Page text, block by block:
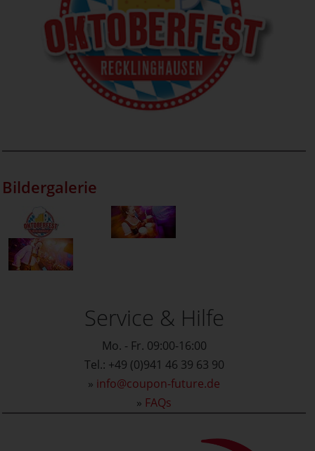
Bildergalerie
Service & Hilfe
Mo. - Fr. 09:00-16:00
Tel.: +49 (0)941 46 39 63 90
» info@coupon-future.de
» FAQs